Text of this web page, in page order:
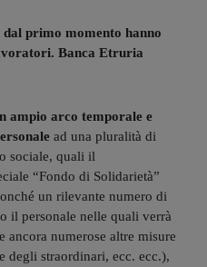
primo momento hanno
Banca Etruria
ampio arco temporale e
ad una pluralità di
sociale, quali il
“Fondo di Solidarietà”
un rilevante numero di
il personale nelle quali verrà
ancora numerose altre misure
degli straordinari, ecc. ecc.),